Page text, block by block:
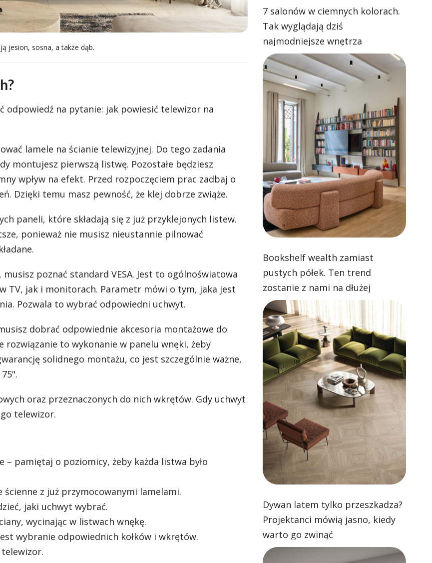
jesion, sosna, a także dąb.
odpowiedź na pytanie: jak powiesić telewizor na
lamele na ścianie telewizyjnej. Do tego zadania
montujesz pierwszą listwę. Pozostałe będziesz
wpływ na efekt. Przed rozpoczęciem prac zadbaj o
Dzięki temu masz pewność, że klej dobrze zwiąże.
paneli, które składają się z już przyklejonych listew.
ponieważ nie musisz nieustannie pilnować
poznać standard VESA. Jest to ogólnoświatowa
TV, jak i monitorach. Parametr mówi o tym, jaka jest
Pozwala to wybrać odpowiedni uchwyt.
dobrać odpowiednie akcesoria montażowe do
rozwiązanie to wykonanie w panelu wnęki, żeby
solidnego montażu, co jest szczególnie ważne,
oraz przeznaczonych do nich wkrętów. Gdy uchwyt
telewizor.
– pamiętaj o poziomicy, żeby każda listwa było
ścienne z już przymocowanymi lamelami.
jaki uchwyt wybrać.
wycinając w listwach wnękę.
wybranie odpowiednich kołków i wkrętów.
7 salonów w ciemnych kolorach.
Tak wyglądają dziś
najmodniejsze wnętrza
Bookshelf wealth zamiast
pustych półek. Ten trend
zostanie z nami na dłużej
Dywan latem tylko przeszkadza?
Projektanci mówią jasno, kiedy
warto go zwinąć